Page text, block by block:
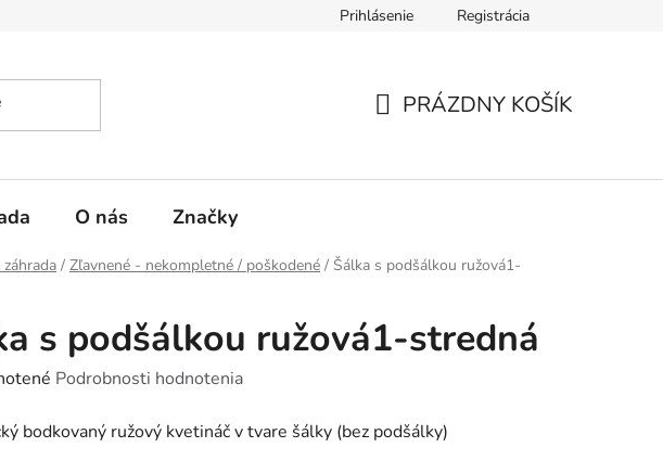
PRÍLOHA Č. 1 - FORMULÁR PRE REKLAMÁCIU PRÍLOHA Č. 2 -
Prihlásenie Registrácia
KOŠÍK
PRÁZDNY KOŠÍK
O nás Značky
/ Zľavnené - nekompletné / poškodené / Šálka s podšálkou ružová1-
s podšálkou ružová1-stredná
Podrobnosti hodnotenia
bodkovaný ružový kvetináč v tvare šálky (bez podšálky)